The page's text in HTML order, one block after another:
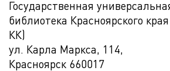
Государственная
библиотека Красноярского
КК)
ул. Карла Маркса, 114,
Красноярск 660017